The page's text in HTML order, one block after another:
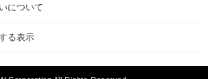
について
る表示